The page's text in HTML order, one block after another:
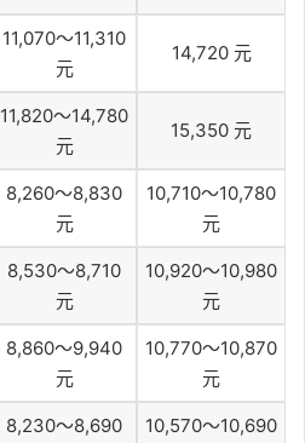
11,070～11,310
元
14,720 元
11,820～14,780
元
15,350 元
8,260～8,830
元
10,710～10,780
元
8,530～8,710
元
10,920～10,980
元
8,860～9,940
元
10,770～10,870
元
8,230～8,690
10,570～10,690